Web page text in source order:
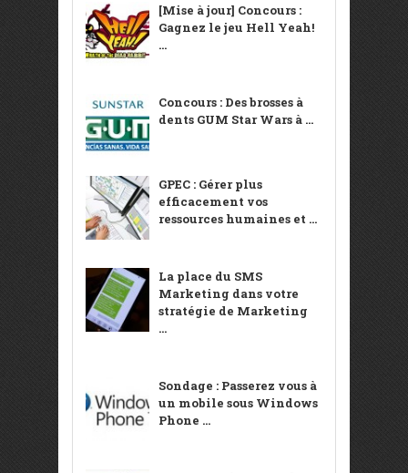
[Mise à jour] Concours :
Gagnez le jeu Hell Yeah!
...
Concours : Des brosses à
dents GUM Star Wars à ...
GPEC : Gérer plus
efficacement vos
ressources humaines et ...
La place du SMS
Marketing dans votre
stratégie de Marketing
...
Sondage : Passerez vous à
un mobile sous Windows
Phone ...